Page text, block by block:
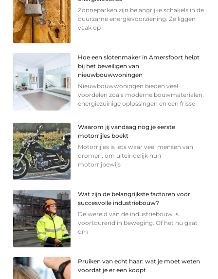
Zonneparken zijn belangrijke schakels in de
duurzame energievoorziening. Ze liggen
vaak op
Hoe een slotenmaker in Amersfoort helpt
bij het beveiligen van
nieuwbouwwoningen
Nieuwbouwwoningen bieden veel
voordelen zoals moderne bouwmaterialen,
energiezuinige oplossingen en een frisse
Waarom jij vandaag nog je eerste
motorrijles boekt
Motorrijles is iets waar veel mensen van
dromen, om uiteindelijk hun
motorrijbewijs
Wat zijn de belangrijkste factoren voor
succesvolle industriebouw?
De wereld van de industriebouw is
voortdurend in beweging. Of het nu gaat
om
Pruiken van echt haar: wat je moet weten
voordat je er een koopt